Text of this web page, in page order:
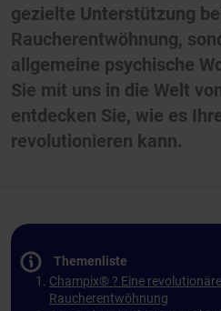
gezielte Unterstützung
Raucherentwöhnung,
allgemeine psychische
Sie mit uns in die Welt
entdecken Sie, wie es
revolutionieren kann.
Themenliste
Champix® ? Eine
Raucherentwöhnung